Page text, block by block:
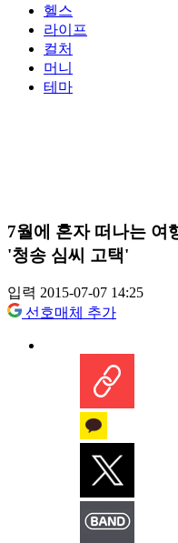
헬스
라이프
컬처
머니
테마
7월에 혼자 떠나는 여
'청송 심씨 고택'
입력 2015-07-07 14:25
선호매체 추가